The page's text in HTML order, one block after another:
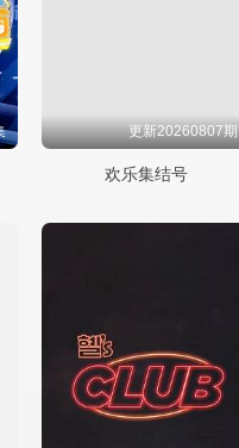
更新20260807期
欢乐集结号